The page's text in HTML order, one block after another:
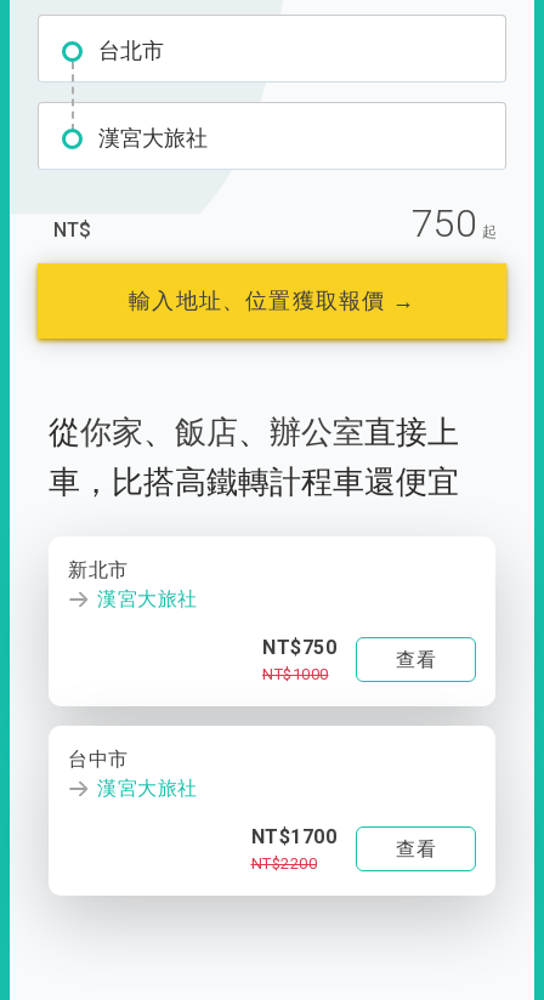
台北市
漢宮大旅社
NT$ 750 起
輸入地址、位置獲取報價 →
從你家、 飯店、 辦公室直接上
車， 比搭高鐵轉計程車還便宜
新北市
漢宮大旅社
NT$750
NT$1000
查看
台中市
漢宮大旅社
NT$1700
NT$2200
查看